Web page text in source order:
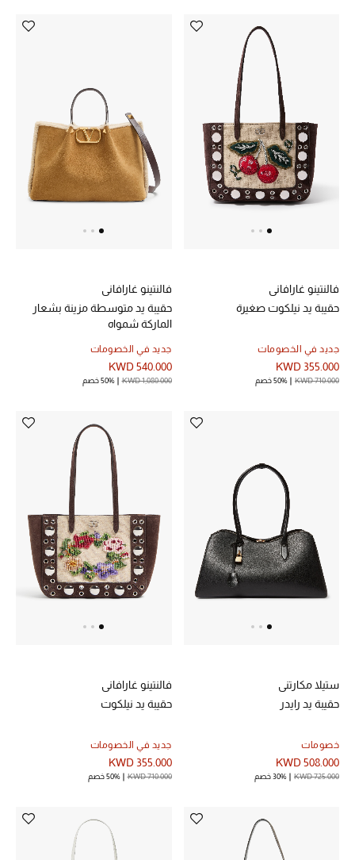
فالنتينو غارافاني
حقيبة يد نيلكوت صغيرة
جديد في الخصومات
KWD 355.000
KWD 710.000 50% خصم
فالنتينو غارافاني
حقيبة يد متوسطة مزينة بشعار
الماركة شمواه
جديد في الخصومات
KWD 540.000
KWD 1,080.000 50% خصم
ستيلا مكارتني
حقيبة يد رايدر
خصومات
KWD 508.000
KWD 725.000 30% خصم
فالنتينو غارافاني
حقيبة يد نيلكوت
جديد في الخصومات
KWD 355.000
KWD 710.000 50% خصم